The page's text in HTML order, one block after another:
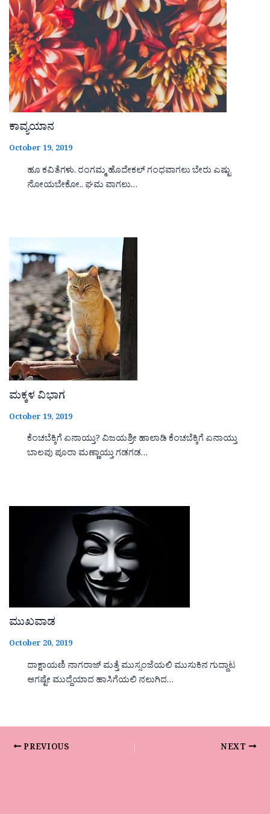
ಕಾವ್ಯಯಾನ
October 19, 2019
ಹೂ ಕವಿತೆಗಳು. ರಂಗಮ್ಮ ಹೊದೇಕಲ್ ಗಂಧವಾಗಲು ಬೇರು ಎಷ್ಟು
ನೋಯಬೇಕೋ.. ಘಮ ವಾಗಲು…
ಮಕ್ಕಳ ವಿಭಾಗ
October 19, 2019
ಕೆಂಚಬೆಕ್ಕಿಗೆ ಏನಾಯ್ತು? ವಿಜಯಶ್ರೀ ಹಾಲಾಡಿ ಕೆಂಚಬೆಕ್ಕಿಗೆ ಏನಾಯ್ತು
ಬಾಲವು ಪೂರಾ ಮಣ್ಣಾಯ್ತು ಗಡಗಡ…
ಮುಖವಾಡ
October 20, 2019
ದಾಕ್ಷಾಯಣಿ ನಾಗರಾಜ್ ಮತ್ತೆ ಮುಸ್ಸಂಜೆಯಲಿ ಮುಸುಕಿನ ಗುದ್ದಾಟ
ಆಗಷ್ಟೇ ಮುದ್ದೆಯಾದ ಹಾಸಿಗೆಯಲಿ ನಲುಗಿದ…
PREVIOUS NEXT